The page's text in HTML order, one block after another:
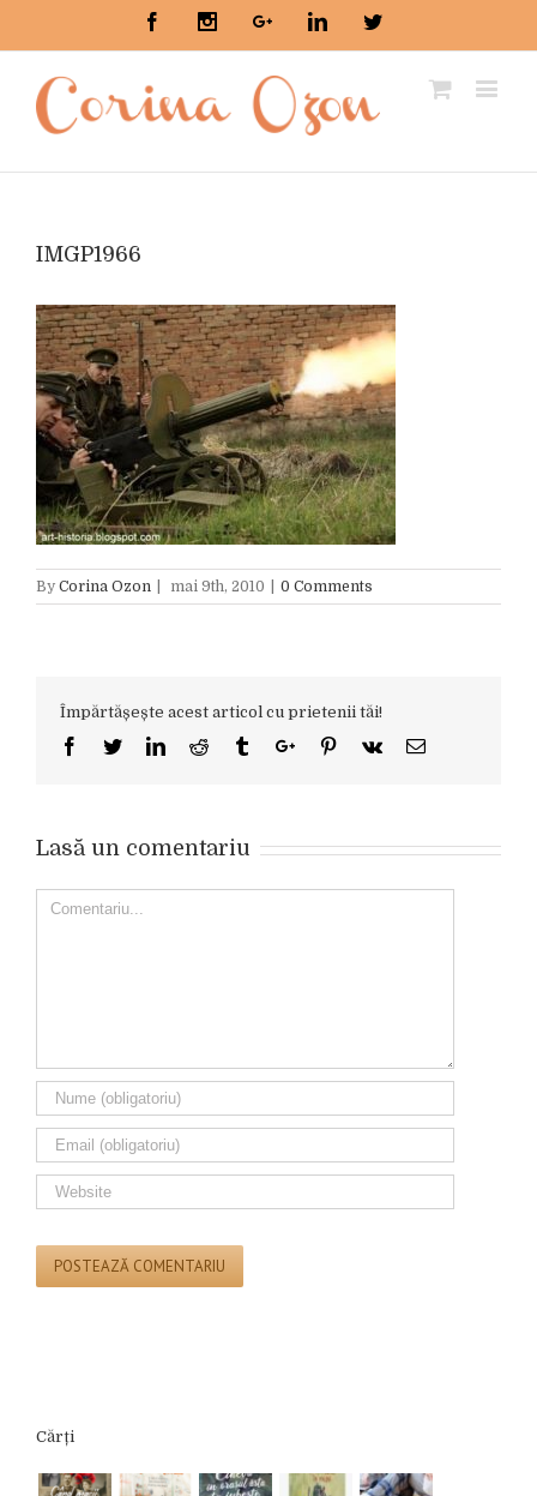
FacebookInstagramGoogle+LinkedinTwitter
IMGP1966
By Corina Ozon mai 9th, 2010 0 Comments
Împărtășește acest articol cu prietenii tăi!
Facebook
TwitterLinkedinReddit TumblrGoogle+Pinterest
Vk Email
Lasă un comentariu
Comment
Cărți